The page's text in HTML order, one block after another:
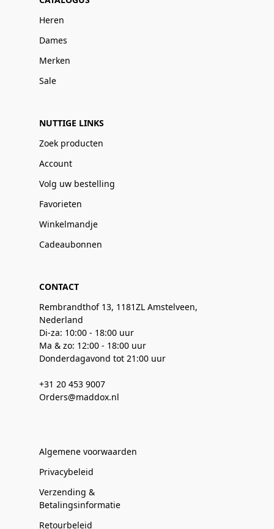
Heren
Dames
Merken
Sale
NUTTIGE LINKS
Zoek producten
Account
Volg uw bestelling
Favorieten
Winkelmandje
Cadeaubonnen
CONTACT
Rembrandthof 13, 1181ZL Amstelveen,
Nederland
Di-za: 10:00 - 18:00 uur
Ma & zo: 12:00 - 18:00 uur
Donderdagavond tot 21:00 uur
+31 20 453 9007
Orders@maddox.nl
Algemene voorwaarden
Privacybeleid
Verzending &
Betalingsinformatie
Retourbeleid